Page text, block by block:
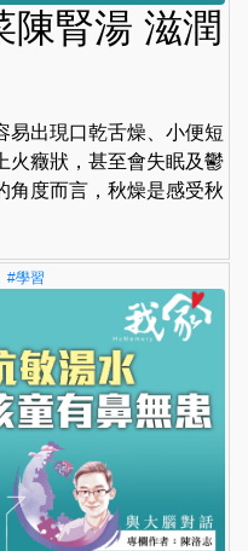
腎湯 滋潤
易出現口乾舌燥、小便短
火癥狀，甚至會失眠及鬱
角度而言，秋燥是感受秋
#學習